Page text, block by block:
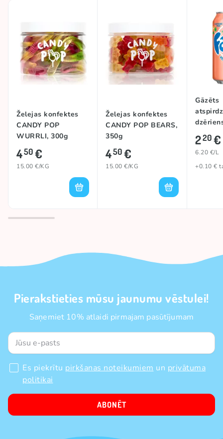
Želejas konfektes
CANDY POP
WURRLI, 300g
450€
15.00 €/KG
Želejas konfektes
CANDY POP BEARS,
350g
450€
15.00 €/KG
Gāzēts
220€
6.20 €/L
+0.10 €
Pierakstieties mūsu jaunumu vēstulei!
Saņemiet 10% atlaidi pirmajam pasūtījumam
Es piekrītu pirkšanas noteikumiem un privātuma
politikai
ABONĒT